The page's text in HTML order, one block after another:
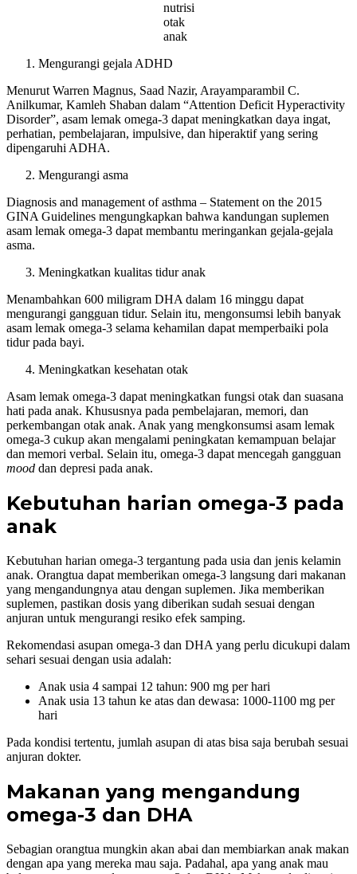
nutrisi
otak
anak
Mengurangi gejala ADHD
Menurut Warren Magnus, Saad Nazir, Arayamparambil C.
Anilkumar, Kamleh Shaban dalam “Attention Deficit Hyperactivity
Disorder”, asam lemak omega-3 dapat meningkatkan daya ingat,
perhatian, pembelajaran, impulsive, dan hiperaktif yang sering
dipengaruhi ADHA.
Mengurangi asma
Diagnosis and management of asthma – Statement on the 2015
GINA Guidelines mengungkapkan bahwa kandungan suplemen
asam lemak omega-3 dapat membantu meringankan gejala-gejala
asma.
Meningkatkan kualitas tidur anak
Menambahkan 600 miligram DHA dalam 16 minggu dapat
mengurangi gangguan tidur. Selain itu, mengonsumsi lebih banyak
asam lemak omega-3 selama kehamilan dapat memperbaiki pola
tidur pada bayi.
Meningkatkan kesehatan otak
Asam lemak omega-3 dapat meningkatkan fungsi otak dan suasana
hati pada anak. Khususnya pada pembelajaran, memori, dan
perkembangan otak anak. Anak yang mengkonsumsi asam lemak
omega-3 cukup akan mengalami peningkatan kemampuan belajar
dan memori verbal. Selain itu, omega-3 dapat mencegah gangguan
mood dan depresi pada anak.
Kebutuhan harian omega-3 pada
anak
Kebutuhan harian omega-3 tergantung pada usia dan jenis kelamin
anak. Orangtua dapat memberikan omega-3 langsung dari makanan
yang mengandungnya atau dengan suplemen. Jika memberikan
suplemen, pastikan dosis yang diberikan sudah sesuai dengan
anjuran untuk mengurangi resiko efek samping.
Rekomendasi asupan omega-3 dan DHA yang perlu dicukupi dalam
sehari sesuai dengan usia adalah:
Anak usia 4 sampai 12 tahun: 900 mg per hari
Anak usia 13 tahun ke atas dan dewasa: 1000-1100 mg per
hari
Pada kondisi tertentu, jumlah asupan di atas bisa saja berubah sesuai
anjuran dokter.
Makanan yang mengandung
omega-3 dan DHA
Sebagian orangtua mungkin akan abai dan membiarkan anak makan
dengan apa yang mereka mau saja. Padahal, apa yang anak mau